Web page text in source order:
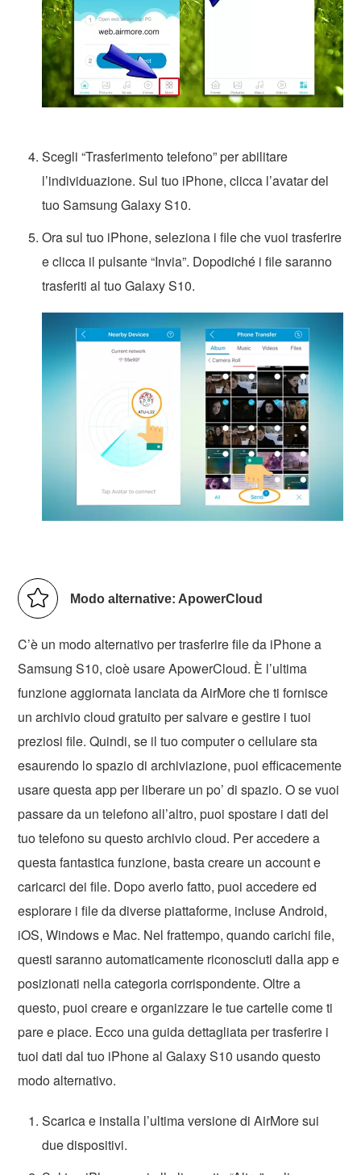
Scegli “Trasferimento telefono” per abilitare
l’individuazione. Sul tuo iPhone, clicca l’avatar del
tuo Samsung Galaxy S10.
Ora sul tuo iPhone, seleziona i file che vuoi trasferire
e clicca il pulsante “Invia”. Dopodiché i file saranno
trasferiti al tuo Galaxy S10.
Modo alternative: ApowerCloud
C’è un modo alternativo per trasferire file da iPhone a
Samsung S10, cioè usare ApowerCloud. È l’ultima
funzione aggiornata lanciata da AirMore che ti fornisce
un archivio cloud gratuito per salvare e gestire i tuoi
preziosi file. Quindi, se il tuo computer o cellulare sta
esaurendo lo spazio di archiviazione, puoi efficacemente
usare questa app per liberare un po’ di spazio. O se vuoi
passare da un telefono all’altro, puoi spostare i dati del
tuo telefono su questo archivio cloud. Per accedere a
questa fantastica funzione, basta creare un account e
caricarci dei file. Dopo averlo fatto, puoi accedere ed
esplorare i file da diverse piattaforme, incluse Android,
iOS, Windows e Mac. Nel frattempo, quando carichi file,
questi saranno automaticamente riconosciuti dalla app e
posizionati nella categoria corrispondente. Oltre a
questo, puoi creare e organizzare le tue cartelle come ti
pare e piace. Ecco una guida dettagliata per trasferire i
tuoi dati dal tuo iPhone al Galaxy S10 usando questo
modo alternativo.
Scarica e installa l’ultima versione di AirMore sui
due dispositivi.